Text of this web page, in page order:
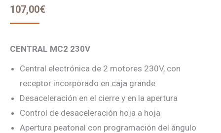
107,00€
CENTRAL MC2 230V
Central electrónica de 2 motores 230V, con
receptor incorporado en caja grande
Desaceleración en el cierre y en la apertura
Control de desaceleración hoja a hoja
Apertura peatonal con programación del ángulo